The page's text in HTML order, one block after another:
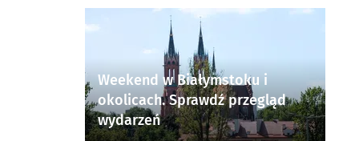
Weekend w Białymstoku i
okolicach. Sprawdź przegląd
wydarzeń